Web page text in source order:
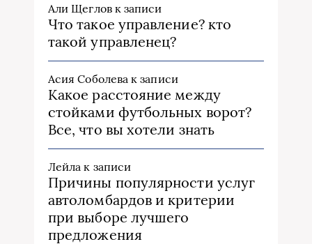
Али Щегловк записи
Что такое управление? кто
такой управленец?
Асия Соболева к записи
Какое расстояние между
стойками футбольных ворот?
Все, что вы хотели знать
Лейла к записи
Причины популярности услуг
автоломбардов и критерии
при выборе лучшего
предложения